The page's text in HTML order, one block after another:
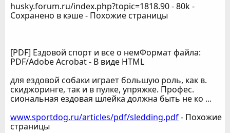
husky.forum.ru/index.php?topic=1818.90 - 80k -
Сохранено в кэше - Похожие страницы
[PDF] Ездовой спорт и все о немФормат файла:
PDF/Adobe Acrobat - В виде HTML
для ездовой собаки играет большую роль, как в.
скиджоринге, так и в пулке, упряжке. Профес.
сиональная ездовая шлейка должна быть не ко ...
www.sportdog.ru/articles/pdf/sledding.pdf- Похожие
страницы